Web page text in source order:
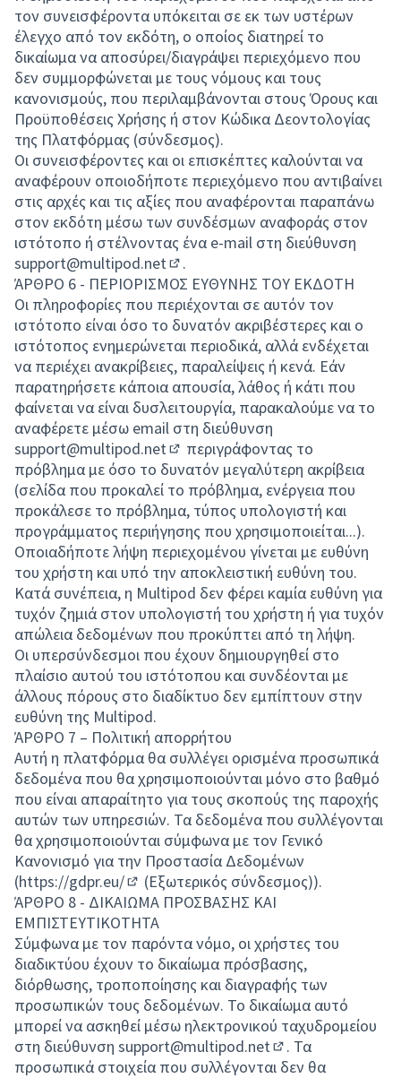
τον συνεισφέροντα υπόκειται σε εκ των υστέρων
έλεγχο από τον εκδότη, ο οποίος διατηρεί το
δικαίωμα να αποσύρει/διαγράψει περιεχόμενο που
δεν συμμορφώνεται με τους νόμους και τους
κανονισμούς, που περιλαμβάνονται στους Όρους και
Προϋποθέσεις Χρήσης ή στον Κώδικα Δεοντολογίας
της Πλατφόρμας (σύνδεσμος).
Οι συνεισφέροντες και οι επισκέπτες καλούνται να
αναφέρουν οποιοδήποτε περιεχόμενο που αντιβαίνει
στις αρχές και τις αξίες που αναφέρονται παραπάνω
στον εκδότη μέσω των συνδέσμων αναφοράς στον
ιστότοπο ή στέλνοντας ένα e-mail στη διεύθυνση
support@multipod.net
(Opens in new tab)
.
ΆΡΘΡΟ 6 - ΠΕΡΙΟΡΙΣΜΟΣ ΕΥΘΥΝΗΣ ΤΟΥ ΕΚΔΟΤΗ
Οι πληροφορίες που περιέχονται σε αυτόν τον
ιστότοπο είναι όσο το δυνατόν ακριβέστερες και ο
ιστότοπος ενημερώνεται περιοδικά, αλλά ενδέχεται
να περιέχει ανακρίβειες, παραλείψεις ή κενά. Εάν
παρατηρήσετε κάποια απουσία, λάθος ή κάτι που
φαίνεται να είναι δυσλειτουργία, παρακαλούμε να το
αναφέρετε μέσω email στη διεύθυνση
support@multipod.net
(Opens in new tab)
περιγράφοντας το
πρόβλημα με όσο το δυνατόν μεγαλύτερη ακρίβεια
(σελίδα που προκαλεί το πρόβλημα, ενέργεια που
προκάλεσε το πρόβλημα, τύπος υπολογιστή και
προγράμματος περιήγησης που χρησιμοποιείται...).
Οποιαδήποτε λήψη περιεχομένου γίνεται με ευθύνη
του χρήστη και υπό την αποκλειστική ευθύνη του.
Κατά συνέπεια, η Multipod δεν φέρει καμία ευθύνη για
τυχόν ζημιά στον υπολογιστή του χρήστη ή για τυχόν
απώλεια δεδομένων που προκύπτει από τη λήψη.
Οι υπερσύνδεσμοι που έχουν δημιουργηθεί στο
πλαίσιο αυτού του ιστότοπου και συνδέονται με
άλλους πόρους στο διαδίκτυο δεν εμπίπτουν στην
ευθύνη της Multipod.
ΆΡΘΡΟ 7 – Πολιτική απορρήτου
Αυτή η πλατφόρμα θα συλλέγει ορισμένα προσωπικά
δεδομένα που θα χρησιμοποιούνται μόνο στο βαθμό
που είναι απαραίτητο για τους σκοπούς της παροχής
αυτών των υπηρεσιών. Τα δεδομένα που συλλέγονται
θα χρησιμοποιούνται σύμφωνα με τον Γενικό
Κανονισμό για την Προστασία Δεδομένων
(https://gdpr.eu/
(Εξωτερικός σύνδεσμος)
(Εξωτερικός σύνδεσμος)).
ΆΡΘΡΟ 8 - ΔΙΚΑΙΩΜΑ ΠΡΟΣΒΑΣΗΣ ΚΑΙ
ΕΜΠΙΣΤΕΥΤΙΚΟΤΗΤΑ
Σύμφωνα με τον παρόντα νόμο, οι χρήστες του
διαδικτύου έχουν το δικαίωμα πρόσβασης,
διόρθωσης, τροποποίησης και διαγραφής των
προσωπικών τους δεδομένων. Το δικαίωμα αυτό
μπορεί να ασκηθεί μέσω ηλεκτρονικού ταχυδρομείου
στη διεύθυνση support@multipod.net
(Opens in new tab)
. Τα
προσωπικά στοιχεία που συλλέγονται δεν θα